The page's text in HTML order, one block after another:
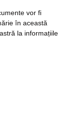
vor fi
în această
la informațiile